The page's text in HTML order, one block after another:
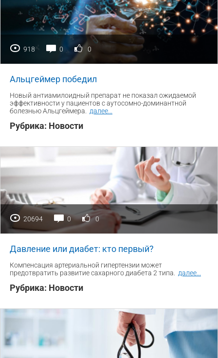
918 0 0
Альцгеймер победил
Новый антиамилоидный препарат не показал ожидаемой
эффективности у пациентов с аутосомно-доминантной
болезнью Альцгеймера.
далее
Рубрика: Новости
20694 0 0
Давление или диабет: кто первый?
Компенсация артериальной гипертензии может
предотвратить развитие сахарного диабета 2 типа.
далее
Рубрика: Новости